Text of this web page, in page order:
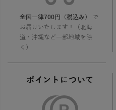
全国一律700円（税込み）
で
お届けいたします！（北海
道・沖縄など一部地域を除
く）
ポイントについて